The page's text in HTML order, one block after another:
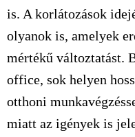
is. A korlátozások
olyanok is, amelyek
mértékű változtatást.
office, sok helyen
otthoni
miatt az igények is